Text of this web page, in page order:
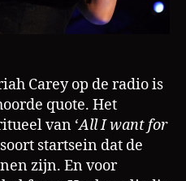
Carey op de radio is
quote. Het
van ‘All I want for
soort startsein dat de
zijn. En voor